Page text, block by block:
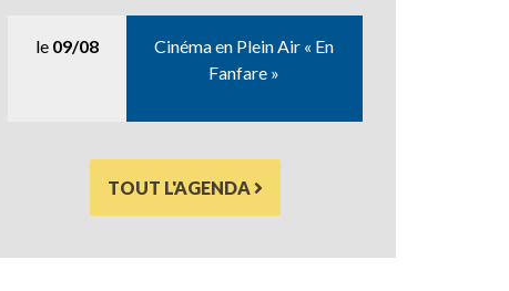
le 09/08
Cinéma en Plein Air « En
Fanfare »
TOUT L'AGENDA